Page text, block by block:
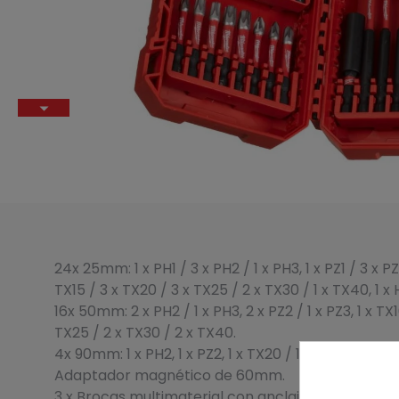
24x 25mm: 1 x PH1 / 3 x PH2 / 1 x PH3, 1 x PZ1 / 3 x
TX15 / 3 x TX20 / 3 x TX25 / 2 x TX30 / 1 x TX40, 1
16x 50mm: 2 x PH2 / 1 x PH3, 2 x PZ2 / 1 x PZ3, 1 x
TX25 / 2 x TX30 / 2 x TX40.
4x 90mm: 1 x PH2, 1 x PZ2, 1 x TX20 / 1 x TX25.
Adaptador magnético de 60mm.